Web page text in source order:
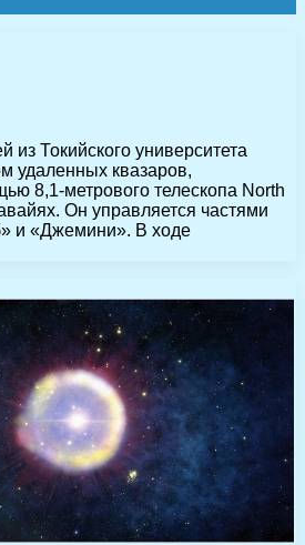
из Токийского университета
удаленных квазаров,
8,1-метрового телескопа North
Он управляется частями
и «Джемини». В ходе